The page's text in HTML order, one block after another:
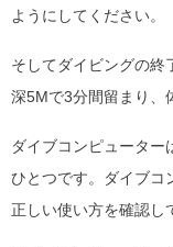
ようにしてください。
そしてダイビングの終
深5Mで3分間留まり、
ダイブコンピュータ
ひとつです。ダイブコ
正しい使い方を確認し